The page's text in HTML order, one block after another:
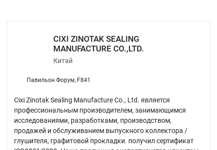
CIXI ZINOTAK SEALING
MANUFACTURE CO.,LTD.
Китай
Павильон Форум, F841
Cixi Zinotak Sealing Manufacture Co., Ltd. является
профессиональным производителем, занимающимся
исследованиями, разработками, производством,
продажей и обслуживанием выпускного коллектора /
глушителя, графитовой прокладки. получил сертификат